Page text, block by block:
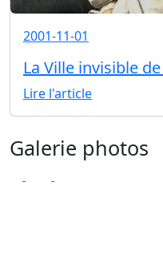
2001-11-01
La Ville invisible
Lire l'article
Galerie photos